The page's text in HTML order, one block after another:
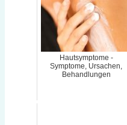
Hautsymptome -
Symptome, Ursachen,
Behandlungen